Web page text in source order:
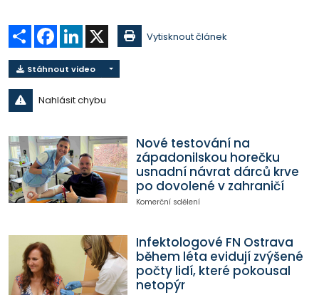
Sdílet Facebook
LinkedIn Vytisknout článek
Stáhnout video
Nahlásit chybu
Nové testování na
západonilskou horečku
usnadní návrat dárců krve
po dovolené v zahraničí
Komerční sdělení
Infektologové FN Ostrava
během léta evidují zvýšené
počty lidí, které pokousal
netopýr